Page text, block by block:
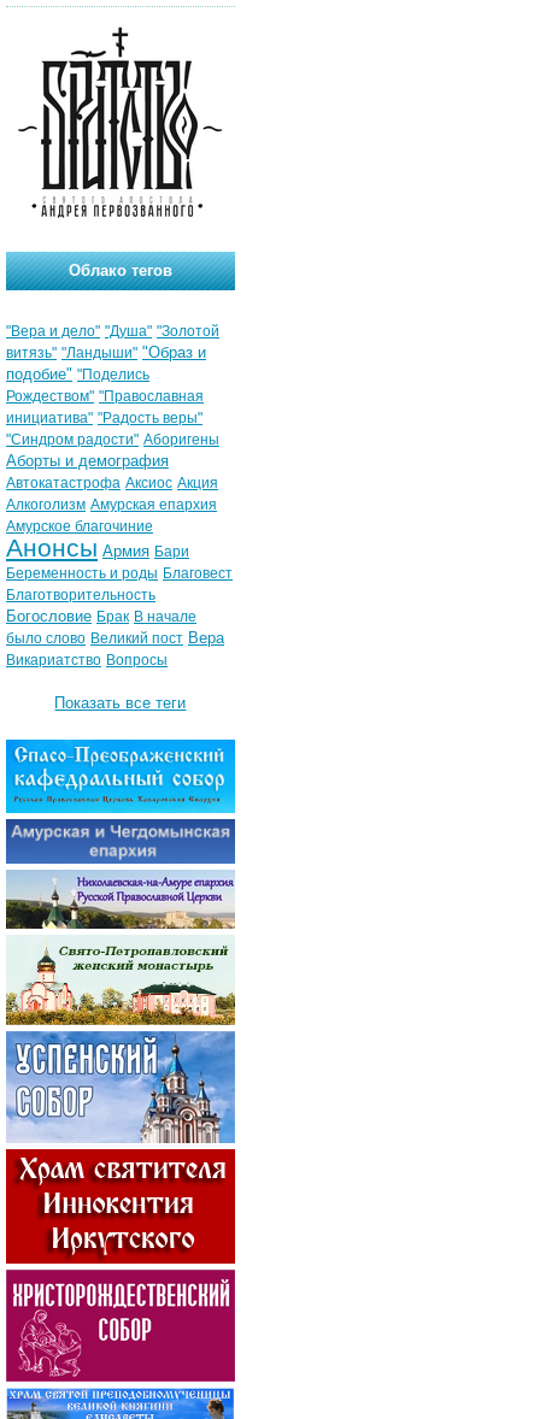
Облако тегов
"Вера и дело" "Душа" "Золотой
витязь" "Ландыши" "Образ и
подобие" "Поделись
Рождеством" "Православная
инициатива" "Радость веры"
"Синдром радости" Аборигены
Аборты и демография
Автокатастрофа Аксиос Акция
Алкоголизм Амурская епархия
Амурское благочиние
Анонсы Армия Бари
Беременность и роды Благовест
Благотворительность
Богословие Брак В начале
было слово Великий пост Вера
Викариатство Вопросы
Показать все теги